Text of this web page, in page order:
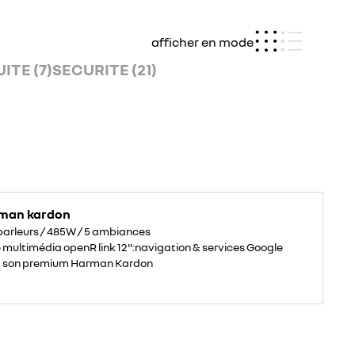
afficher en mode
(7)SECURITE (21)
kardon
/ 485W / 5 ambiances
openR link 12":navigation & services Google
premium Harman Kardon